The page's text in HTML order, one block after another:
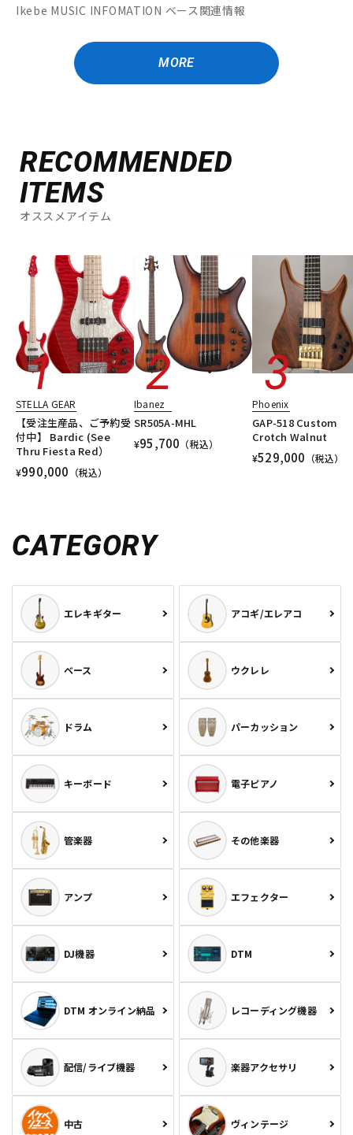
Ikebe MUSIC INFOMATION ベース関連情報
MORE
RECOMMENDED
ITEMS
オススメアイテム
STELLA GEAR
【受注生産品、ご予約受
付中】 Bardic (See
Thru Fiesta Red）
¥990,000 （税込）
Ibanez
SR505A-MHL
¥95,700 （税込）
Phoenix
GAP-518 Custom
Crotch Walnut
¥529,000 （税込）
CATEGORY
エレキギター アコギ/エレアコ
ベース ウクレレ
ドラム パーカッション
キーボード 電子ピアノ
管楽器 その他楽器
アンプ エフェクター
DJ機器 DTM
DTM オンライン納品 レコーディング機器
配信/ライブ機器 楽器アクセサリ
中古 ヴィンテージ